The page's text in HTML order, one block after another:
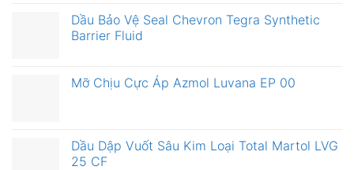
Dầu Bảo Vệ Seal Chevron Tegra Synthetic
Barrier Fluid
Mỡ Chịu Cực Áp Azmol Luvana EP 00
Dầu Dập Vuốt Sâu Kim Loại Total Martol LVG
25 CF